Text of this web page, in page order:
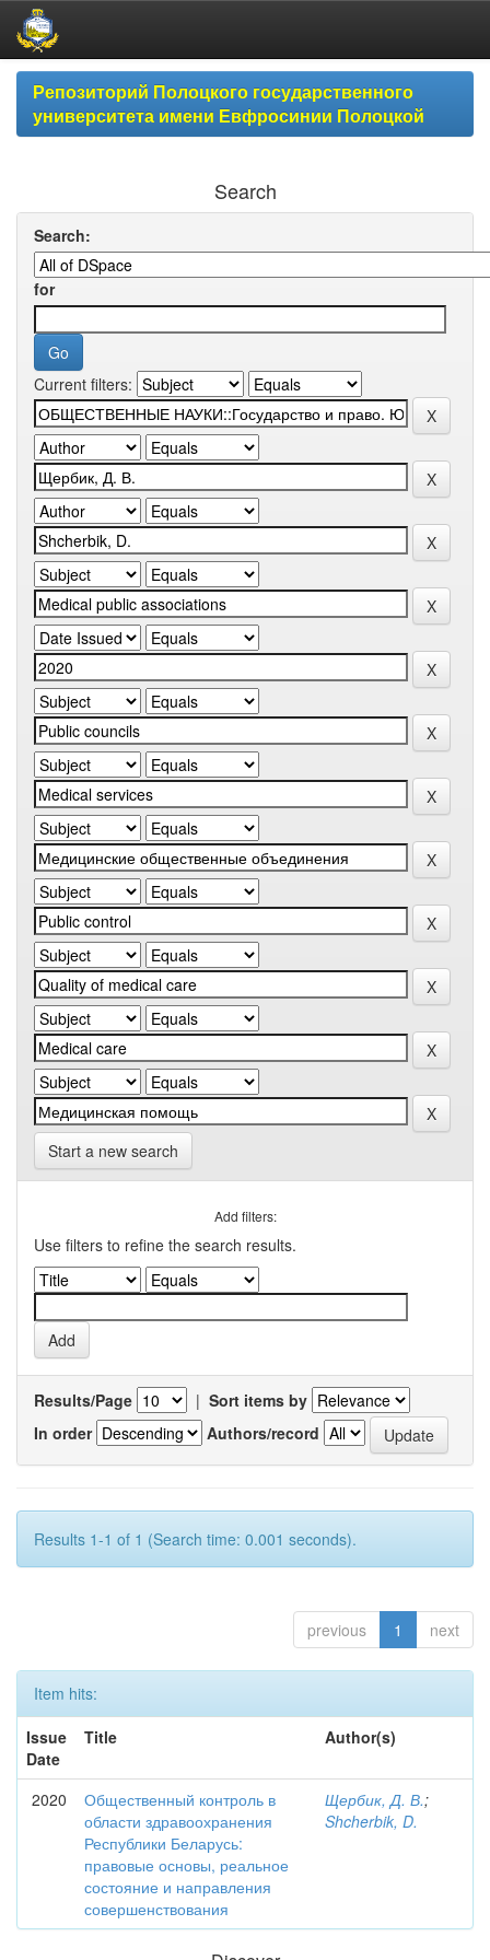
Skip
navigationРепозиторий Полоцкого государственного
университета имени Евфросинии Полоцкой
Search
Search:
for
Current filters:
Start a new search
Add filters:
Use filters to refine the search results.
Results/Page | Sort items by
In order
Authors/record
Results 1-1 of 1 (Search time: 0.001 seconds).
previous 1 next
Item hits:
Issue
Date
Title Author(s)
2020
Общественный контроль в
области здравоохранения
Республики Беларусь:
правовые основы, реальное
состояние и направления
совершенствования
Щербик, Д. В.;
Shcherbik, D.